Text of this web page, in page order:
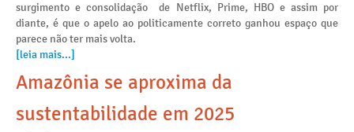
surgimento e consolidação de Netflix, Prime, HBO e assim por
diante, é que o apelo ao politicamente correto ganhou espaço que
parece não ter mais volta.
[leia mais...]
Amazônia se aproxima da
sustentabilidade em 2025